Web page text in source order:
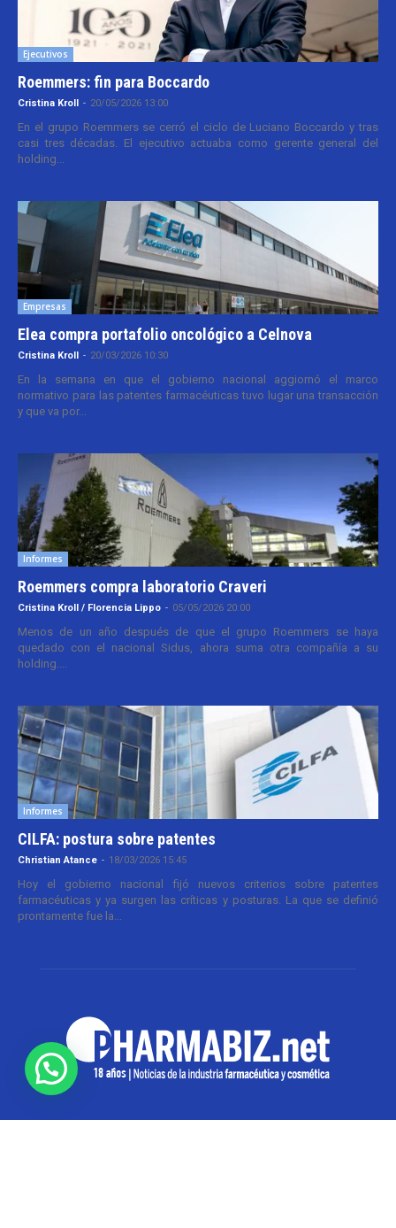
Ejecutivos
Roemmers: fin para Boccardo
Cristina Kroll - 20/05/2026 13:00
En el grupo Roemmers se cerró el ciclo de Luciano Boccardo y tras
casi tres décadas. El ejecutivo actuaba como gerente general del
holding...
Empresas
Elea compra portafolio oncológico a Celnova
Cristina Kroll - 20/03/2026 10:30
En la semana en que el gobierno nacional aggiornó el marco
normativo para las patentes farmacéuticas tuvo lugar una transacción
y que va por...
Informes
Roemmers compra laboratorio Craveri
Cristina Kroll / Florencia Lippo - 05/05/2026 20:00
Menos de un año después de que el grupo Roemmers se haya
quedado con el nacional Sidus, ahora suma otra compañía a su
holding....
Informes
CILFA: postura sobre patentes
Christian Atance - 18/03/2026 15:45
Hoy el gobierno nacional fijó nuevos criterios sobre patentes
farmacéuticas y ya surgen las críticas y posturas. La que se definió
prontamente fue la...